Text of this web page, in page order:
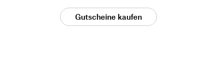
Gutscheine kaufen